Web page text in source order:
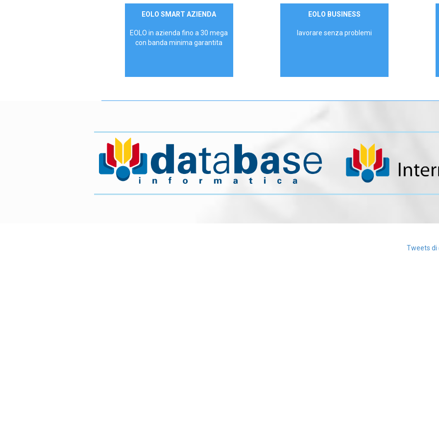
Contattaci
EOLO SMART AZIENDA
EOLO in azienda fino a 30 mega
con banda minima garantita
ContattaciEOLO BUSINESS
lavorare senza problemi
Tweets di